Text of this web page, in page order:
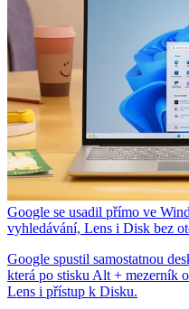
Google se usadil přímo ve
vyhledávání, Lens i Disk bez
Google spustil samostatnou
která po stisku Alt + mezerník
Lens i přístup k Disku.